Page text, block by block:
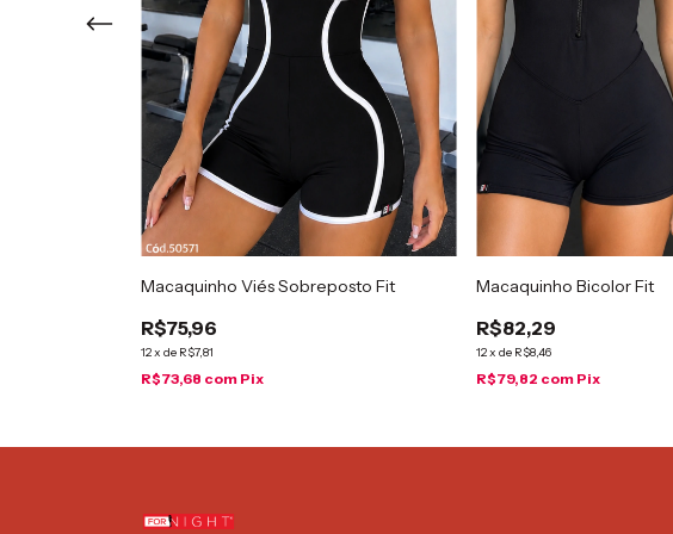
Macaquinho Viés Sobreposto Fit
R$75,96
12x de R$7,81
R$73,68 com Pix
Macaquinho Bicolor Fit
R$82,29
12x de R$8,46
R$79,82 com Pix